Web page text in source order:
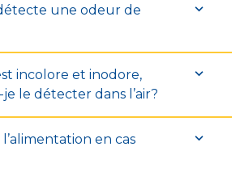
une odeur de
incolore et inodore,
le détecter dans l’air?
en cas